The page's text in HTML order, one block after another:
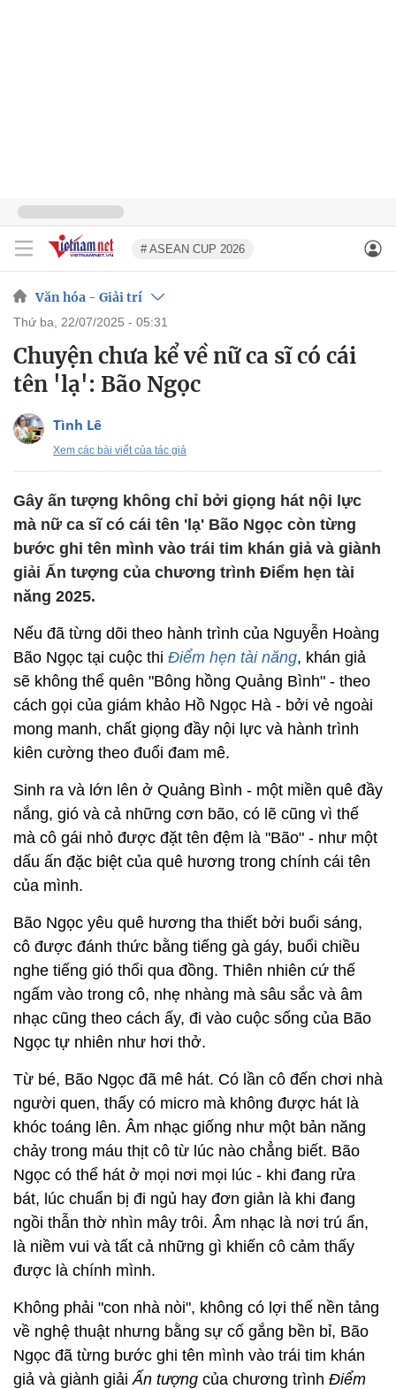
# ASEAN CUP 2026
Văn hóa - Giải trí
thứ ba, 22/07/2025 - 05:31
Chuyện chưa kể về nữ ca sĩ có cái
tên 'lạ': Bão Ngọc
Tình Lê
Xem các bài viết của tác giả
Gây ấn tượng không chỉ bởi giọng hát nội lực
mà nữ ca sĩ có cái tên 'lạ' Bão Ngọc còn từng
bước ghi tên mình vào trái tim khán giả và giành
giải Ấn tượng của chương trình Điểm hẹn tài
năng 2025.
Nếu đã từng dõi theo hành trình của Nguyễn Hoàng
Bão Ngọc tại cuộc thi Điểm hẹn tài năng, khán giả
sẽ không thể quên "Bông hồng Quảng Bình" - theo
cách gọi của giám khảo Hồ Ngọc Hà - bởi vẻ ngoài
mong manh, chất giọng đầy nội lực và hành trình
kiên cường theo đuổi đam mê.
Sinh ra và lớn lên ở Quảng Bình - một miền quê đầy
nắng, gió và cả những cơn bão, có lẽ cũng vì thế
mà cô gái nhỏ được đặt tên đệm là "Bão" - như một
dấu ấn đặc biệt của quê hương trong chính cái tên
của mình.
Bão Ngọc yêu quê hương tha thiết bởi buổi sáng,
cô được đánh thức bằng tiếng gà gáy, buổi chiều
nghe tiếng gió thổi qua đồng. Thiên nhiên cứ thế
ngấm vào trong cô, nhẹ nhàng mà sâu sắc và âm
nhạc cũng theo cách ấy, đi vào cuộc sống của Bão
Ngọc tự nhiên như hơi thở.
Từ bé, Bão Ngọc đã mê hát. Có lần cô đến chơi nhà
người quen, thấy có micro mà không được hát là
khóc toáng lên. Âm nhạc giống như một bản năng
chảy trong máu thịt cô từ lúc nào chẳng biết. Bão
Ngọc có thể hát ở mọi nơi mọi lúc - khi đang rửa
bát, lúc chuẩn bị đi ngủ hay đơn giản là khi đang
ngồi thẫn thờ nhìn mây trôi. Âm nhạc là nơi trú ẩn,
là niềm vui và tất cả những gì khiến cô cảm thấy
được là chính mình.
Không phải "con nhà nòi", không có lợi thế nền tảng
về nghệ thuật nhưng bằng sự cố gắng bền bỉ, Bão
Ngọc đã từng bước ghi tên mình vào trái tim khán
giả và giành giảiẤn tượng của chương trình Điểm